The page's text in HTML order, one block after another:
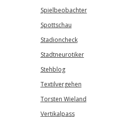
Spielbeobachter
Spottschau
Stadioncheck
Stadtneurotiker
Stehblog
Textilvergehen
Torsten Wieland
Vertikalpass